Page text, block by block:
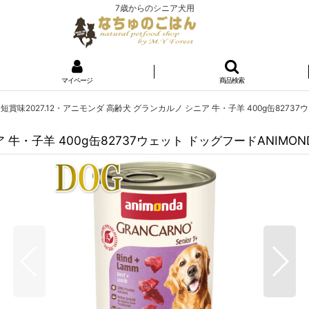
7歳からのシニア犬用
マイページ 商品検索
賞味2027.12・アニモンダ 高齢犬 グランカルノ シニア 牛・子羊 400g缶82737
牛・子羊 400g缶82737ウェット ドッグフード